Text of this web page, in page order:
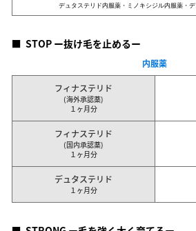
デュタステリド内服薬・ミノキシジル内服薬・
■ STOP ー抜け毛を止めるー
内服薬
フィナステリド
(海外承認薬)
１ヶ月分
フィナステリド
(国内承認薬)
１ヶ月分
デュタステリド
１ヶ月分